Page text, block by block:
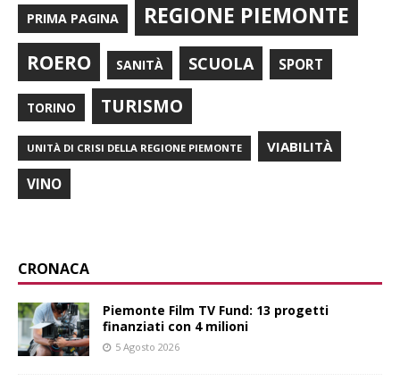
PRIMA PAGINA REGIONE PIEMONTE
ROERO SANITÀ SCUOLA SPORT
TORINO TURISMO
UNITÀ DI CRISI DELLA REGIONE PIEMONTE VIABILITÀ
VINO
CRONACA
Piemonte Film TV Fund: 13 progetti
finanziati con 4 milioni
5 Agosto 2026